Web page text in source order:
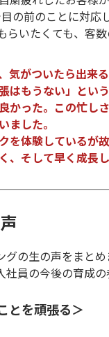
の前のことに対応
らいたくても、客
気がついたら出来
はもうない」とい
かった。この忙
ました。
を体験しているが
、そして早く成長
の生の声をまとめ
員の今後の育成の
とを頑張る＞